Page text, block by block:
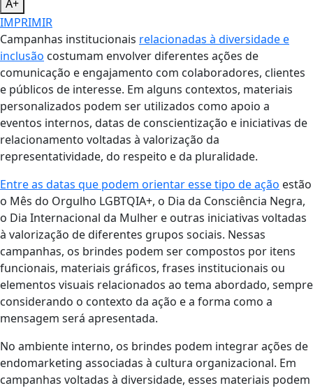
A+
IMPRIMIR
Campanhas institucionais relacionadas à diversidade e
inclusão costumam envolver diferentes ações de
comunicação e engajamento com colaboradores, clientes
e públicos de interesse. Em alguns contextos, materiais
personalizados podem ser utilizados como apoio a
eventos internos, datas de conscientização e iniciativas de
relacionamento voltadas à valorização da
representatividade, do respeito e da pluralidade.
Entre as datas que podem orientar esse tipo de ação estão
o Mês do Orgulho LGBTQIA+, o Dia da Consciência Negra,
o Dia Internacional da Mulher e outras iniciativas voltadas
à valorização de diferentes grupos sociais. Nessas
campanhas, os brindes podem ser compostos por itens
funcionais, materiais gráficos, frases institucionais ou
elementos visuais relacionados ao tema abordado, sempre
considerando o contexto da ação e a forma como a
mensagem será apresentada.
No ambiente interno, os brindes podem integrar ações de
endomarketing associadas à cultura organizacional. Em
campanhas voltadas à diversidade, esses materiais podem